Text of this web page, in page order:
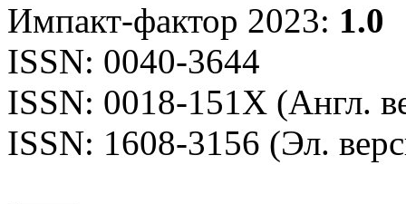
Импакт-фактор 2023: 1.0
ISSN: 0040-3644
ISSN: 0018-151X (Англ.
ISSN: 1608-3156 (Эл.